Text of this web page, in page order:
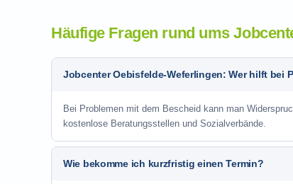
Häufige Fragen rund ums
Jobcenter Oebisfelde-Weferlingen: Wer hilft bei
Bei Problemen mit dem Bescheid kann man
kostenlose Beratungsstellen und Sozialverbände.
Wie bekomme ich kurzfristig einen Termin?